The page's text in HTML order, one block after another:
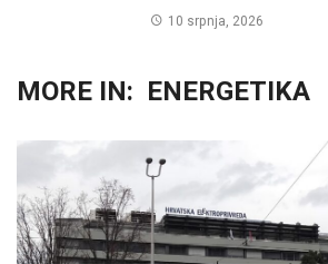
10 srpnja, 2026
MORE IN: ENERGETIKA